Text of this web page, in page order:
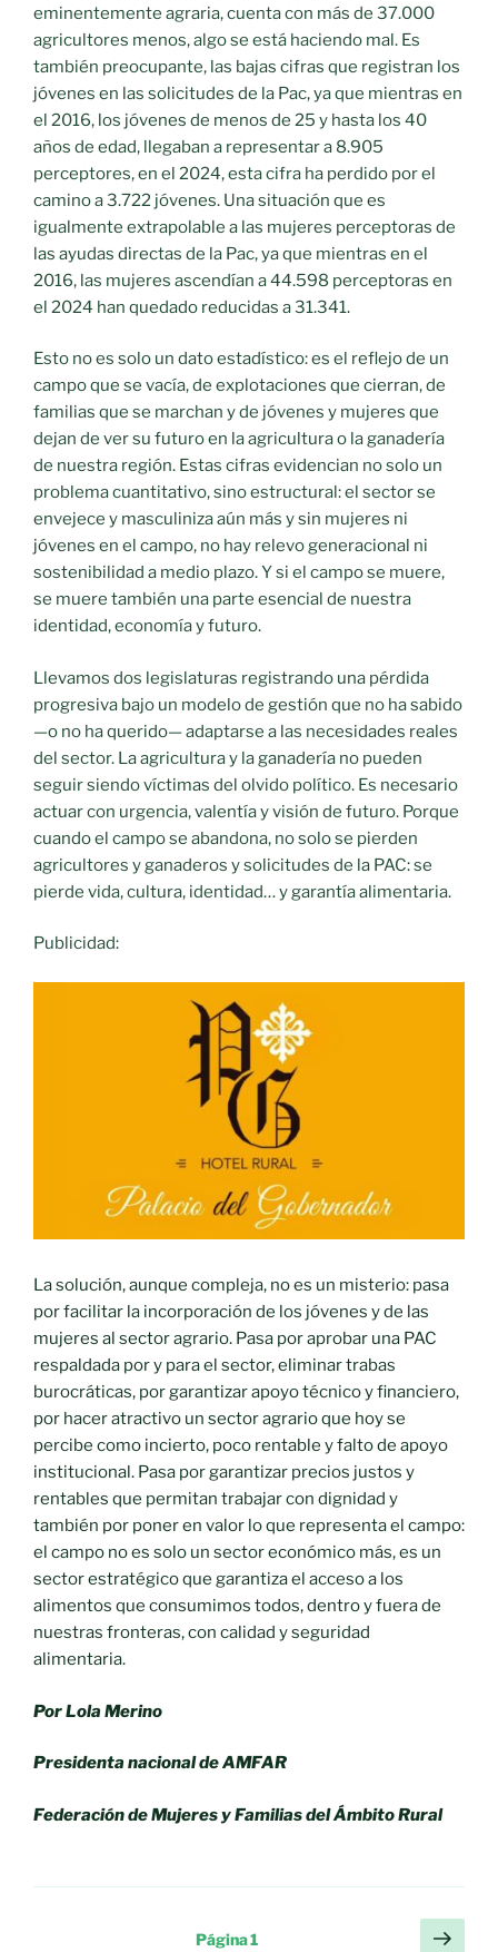
eminentemente agraria, cuenta con más de 37.000
agricultores menos, algo se está haciendo mal. Es
también preocupante, las bajas cifras que registran los
jóvenes en las solicitudes de la Pac, ya que mientras en
el 2016, los jóvenes de menos de 25 y hasta los 40
años de edad, llegaban a representar a 8.905
perceptores, en el 2024, esta cifra ha perdido por el
camino a 3.722 jóvenes. Una situación que es
igualmente extrapolable a las mujeres perceptoras de
las ayudas directas de la Pac, ya que mientras en el
2016, las mujeres ascendían a 44.598 perceptoras en
el 2024 han quedado reducidas a 31.341.
Esto no es solo un dato estadístico: es el reflejo de un
campo que se vacía, de explotaciones que cierran, de
familias que se marchan y de jóvenes y mujeres que
dejan de ver su futuro en la agricultura o la ganadería
de nuestra región. Estas cifras evidencian no solo un
problema cuantitativo, sino estructural: el sector se
envejece y masculiniza aún más y sin mujeres ni
jóvenes en el campo, no hay relevo generacional ni
sostenibilidad a medio plazo. Y si el campo se muere,
se muere también una parte esencial de nuestra
identidad, economía y futuro.
Llevamos dos legislaturas registrando una pérdida
progresiva bajo un modelo de gestión que no ha sabido
—o no ha querido— adaptarse a las necesidades reales
del sector. La agricultura y la ganadería no pueden
seguir siendo víctimas del olvido político. Es necesario
actuar con urgencia, valentía y visión de futuro. Porque
cuando el campo se abandona, no solo se pierden
agricultores y ganaderos y solicitudes de la PAC: se
pierde vida, cultura, identidad… y garantía alimentaria.
Publicidad:
La solución, aunque compleja, no es un misterio: pasa
por facilitar la incorporación de los jóvenes y de las
mujeres al sector agrario. Pasa por aprobar una PAC
respaldada por y para el sector, eliminar trabas
burocráticas, por garantizar apoyo técnico y financiero,
por hacer atractivo un sector agrario que hoy se
percibe como incierto, poco rentable y falto de apoyo
institucional. Pasa por garantizar precios justos y
rentables que permitan trabajar con dignidad y
también por poner en valor lo que representa el campo:
el campo no es solo un sector económico más, es un
sector estratégico que garantiza el acceso a los
alimentos que consumimos todos, dentro y fuera de
nuestras fronteras, con calidad y seguridad
alimentaria.
Por Lola Merino
Presidenta nacional de AMFAR
Federación de Mujeres y Familias del Ámbito Rural
Página1